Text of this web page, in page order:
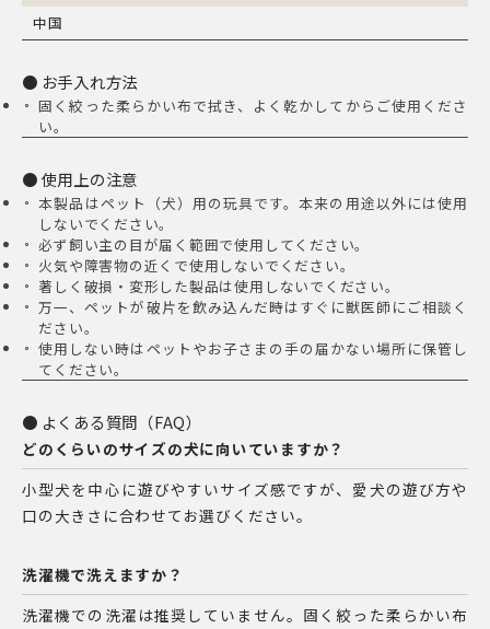
中国
お手入れ方法
固く絞った柔らかい布で拭き、よく乾かしてからご使用くださ
い。
使用上の注意
本製品はペット（犬）用の玩具です。本来の用途以外には使用
しないでください。
必ず飼い主の目が届く範囲で使用してください。
火気や障害物の近くで使用しないでください。
著しく破損・変形した製品は使用しないでください。
万一、ペットが破片を飲み込んだ時はすぐに獣医師にご相談く
ださい。
使用しない時はペットやお子さまの手の届かない場所に保管し
てください。
よくある質問（FAQ）
どのくらいのサイズの犬に向いていますか？
小型犬を中心に遊びやすいサイズ感ですが、愛犬の遊び方や
口の大きさに合わせてお選びください。
洗濯機で洗えますか？
洗濯機での洗濯は推奨していません。固く絞った柔らかい布